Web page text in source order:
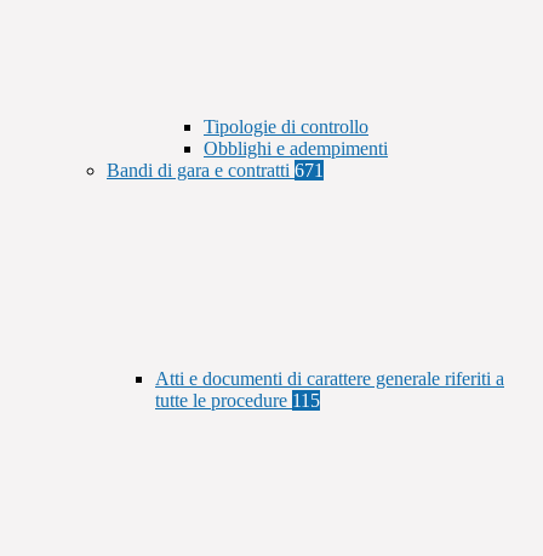
Tipologie di controllo
Obblighi e adempimenti
Bandi di gara e contratti 671
Atti e documenti di carattere generale riferiti a
tutte le procedure 115